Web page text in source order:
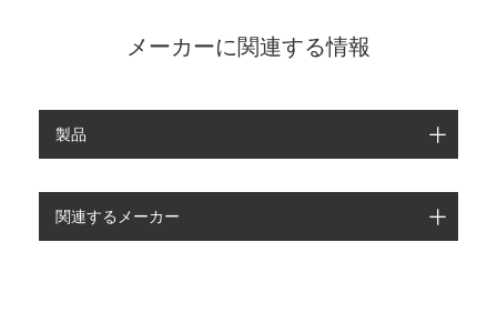
メーカーに関連する情報
製品
関連するメーカー